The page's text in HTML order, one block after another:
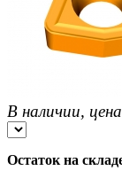
В наличии,
Остаток на